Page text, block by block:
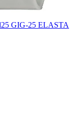
GIG-25 ELASTA